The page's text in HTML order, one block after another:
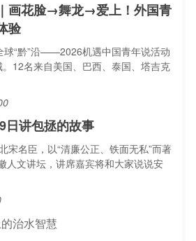
画花脸→舞龙→爱上！外国青
验
球“黔”沿——2026机遇中国青年说活动
12名来自美国、巴西、泰国、塔吉克
日讲包拯的故事
宋名臣，以“清廉公正、铁面无私”而著
人文讲坛，讲席嘉宾将和大家说说安